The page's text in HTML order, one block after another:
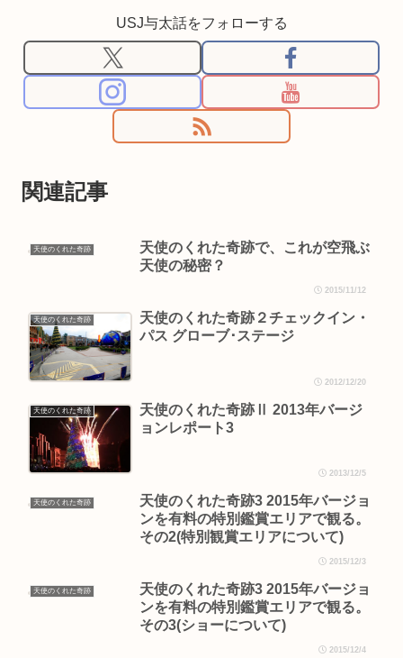
USJ与太話をフォローする
関連記事
天使のくれた奇跡
天使のくれた奇跡で、これが空飛ぶ
天使の秘密？
2015/11/12
天使のくれた奇跡
天使のくれた奇跡２チェックイン・
パス グローブ･ステージ
2012/12/20
天使のくれた奇跡
天使のくれた奇跡Ⅱ 2013年バージ
ョンレポート3
2013/12/5
天使のくれた奇跡
天使のくれた奇跡3 2015年バージョ
ンを有料の特別鑑賞エリアで観る。
その2(特別観賞エリアについて)
2015/12/3
天使のくれた奇跡
天使のくれた奇跡3 2015年バージョ
ンを有料の特別鑑賞エリアで観る。
その3(ショーについて)
2015/12/4